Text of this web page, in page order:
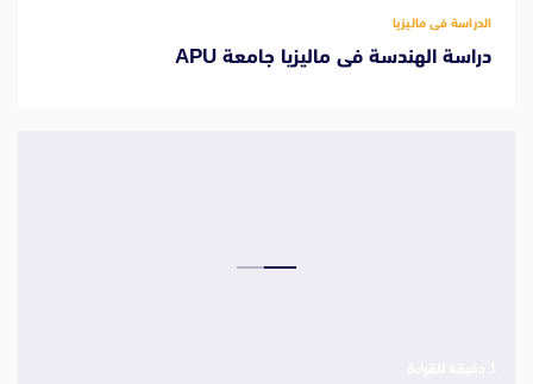
الدراسة فى ماليزيا
دراسة الهندسة فى ماليزيا جامعة APU